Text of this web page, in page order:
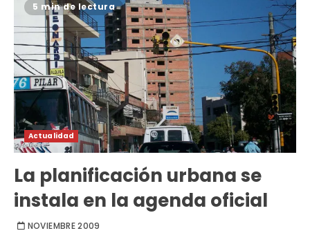
5 min de lectura
Actualidad
La planificación urbana se
instala en la agenda oficial
NOVIEMBRE 2009